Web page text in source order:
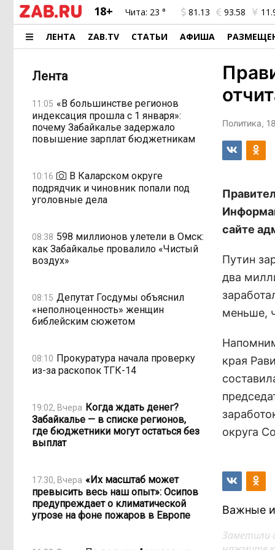
18+ Чита: 23 ° 81.13 93.58
ЛЕНТА ZAB.TV СТАТЬИ АФИША
Лента
11:05 «В большинстве регионов
индексация прошла с 1 января»:
почему Забайкалье задержало
повышение зарплат бюджетникам
10:16
В Каларском округе
подрядчик и чиновник попали под
уголовные дела
08:38 598 миллионов улетели в Омск:
как Забайкалье провалило «Чистый
воздух»
08:15 Депутат Госдумы объяснил
«неполноценность» женщин
библейским сюжетом
08:10 Прокуратура начала проверку
из-за раскопок ТГК-14
19:02, Вчера Когда ждать денег?
Забайкалье — в списке регионов,
где бюджетники могут остаться без
выплат
17:30, Вчера «Их масштаб может
превысить весь наш опыт»: Осипов
предупреждает о климатической
угрозе на фоне пожаров в Европе
Политика,
сайте
Путин
два
меньше,
края
округа
Важные
Заметили